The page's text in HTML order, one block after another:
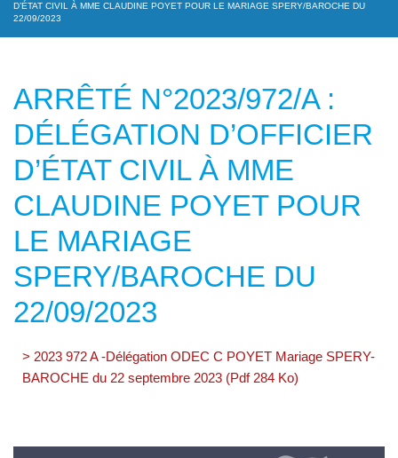
D’ÉTAT CIVIL À MME CLAUDINE POYET POUR LE MARIAGE SPERY/BAROCHE DU
22/09/2023
ARRÊTÉ N°2023/972/A :
DÉLÉGATION D’OFFICIER
D’ÉTAT CIVIL À MME
CLAUDINE POYET POUR
LE MARIAGE
SPERY/BAROCHE DU
22/09/2023
> 2023 972 A -Délégation ODEC C POYET Mariage SPERY-
BAROCHE du 22 septembre 2023 (Pdf 284 Ko)